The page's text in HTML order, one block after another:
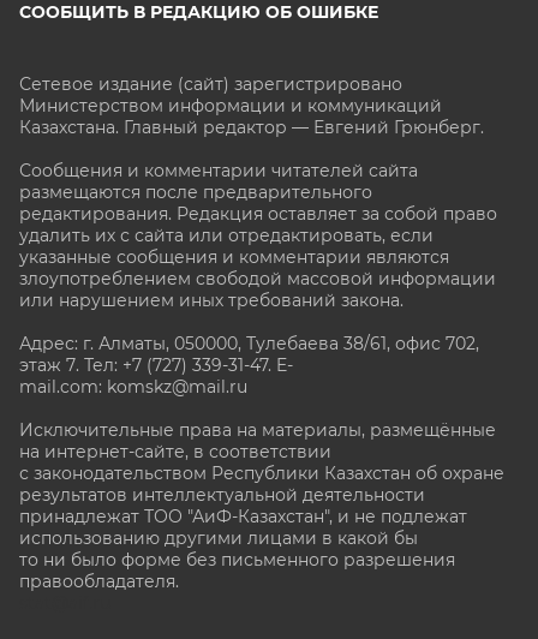
СООБЩИТЬ В РЕДАКЦИЮ ОБ ОШИБКЕ
Сетевое издание (сайт) зарегистрировано
Министерством информации и коммуникаций
Казахстана. Главный редактор — Евгений Грюнберг.
Сообщения и комментарии читателей сайта
размещаются после предварительного
редактирования. Редакция оставляет за собой право
удалить их с сайта или отредактировать, если
указанные сообщения и комментарии являются
злоупотреблением свободой массовой информации
или нарушением иных требований закона.
Адрес: г. Алматы, 050000, Тулебаева 38/61, офис 702,
этаж 7. Тел: +7 (727) 339-31-47. E-
mail.com: komskz@mail.ru
Исключительные права на материалы, размещённые
на интернет-сайте, в соответствии
с законодательством Республики Казахстан об охране
результатов интеллектуальной деятельности
принадлежат ТОО "АиФ-Казахстан", и не подлежат
использованию другими лицами в какой бы
то ни было форме без письменного разрешения
правообладателя.